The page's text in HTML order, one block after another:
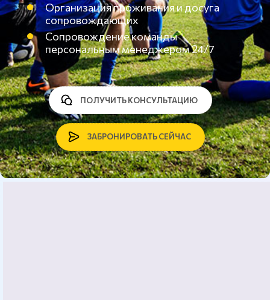
Организация проживания и досуга
сопровождающих
Сопровождение команды
персональным менеджером 24/7
ЗАБРОНИРОВАТЬ СЕЙЧАС
ПОЛУЧИТЬ КОНСУЛЬТАЦИЮ